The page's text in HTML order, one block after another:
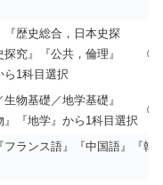
『歴史総合，日本史探
究』『公共，倫理』
ら1科目選択
物基礎／地学基礎』
』『地学』から1科目選択
フランス語』『中国語』『韓